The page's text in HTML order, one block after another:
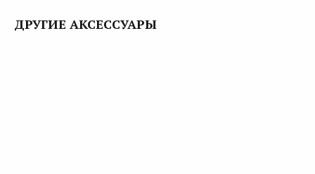
ДРУГИЕ АКСЕССУАРЫ